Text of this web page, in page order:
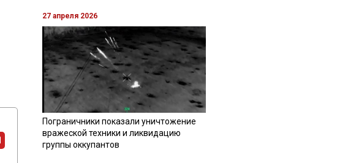
27 апреля 2026
Пограничники показали уничтожение
вражеской техники и ликвидацию
группы оккупантов